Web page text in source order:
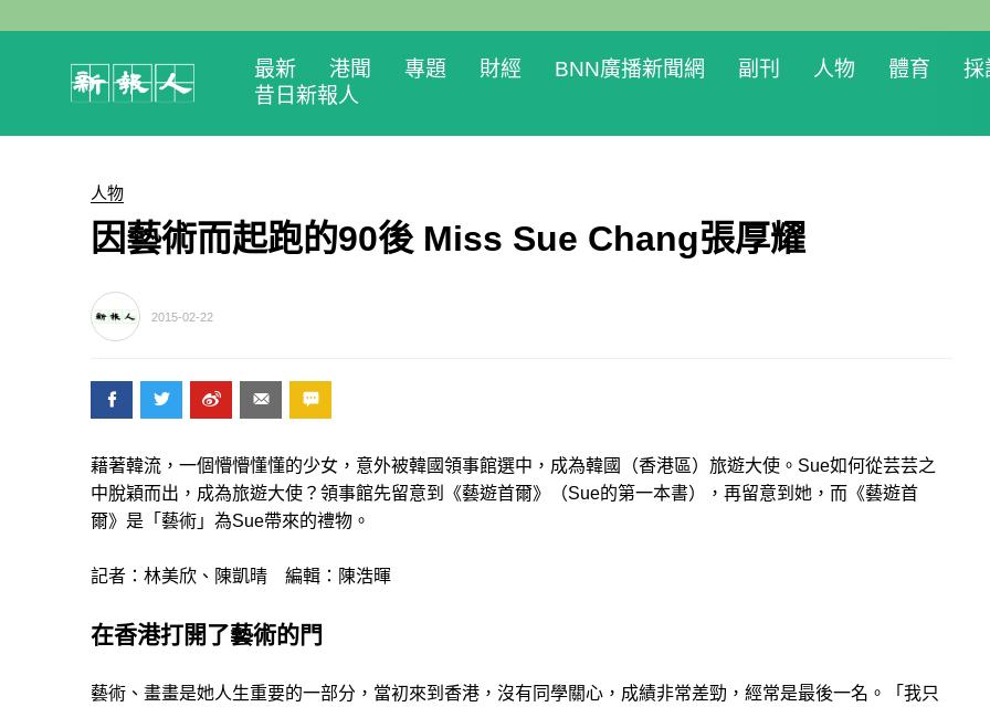
最新 港聞 專題 財經 BNN廣播新聞網 副刊 人物 體育 採
昔日新報人
人物
因藝術而起跑的90後 Miss Sue Chang張厚耀
2015-02-22
藉著韓流，一個懵懵懂懂的少女，意外被韓國領事館選中，成為韓國（香港區）旅遊大使。Sue如何從芸芸之
中脫穎而出，成為旅遊大使？領事館先留意到《藝遊首爾》（Sue的第一本書），再留意到她，而《藝遊首
爾》是「藝術」為Sue帶來的禮物。
記者：林美欣、陳凱晴 編輯：陳浩暉
在香港打開了藝術的門
藝術、畫畫是她人生重要的一部分，當初來到香港，沒有同學關心，成績非常差勁，經常是最後一名。「我只